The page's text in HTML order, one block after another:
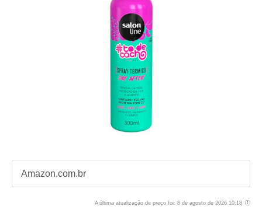
Amazon.com.br
A última atualização de preço foi: 8 de agosto de 2026 10:18